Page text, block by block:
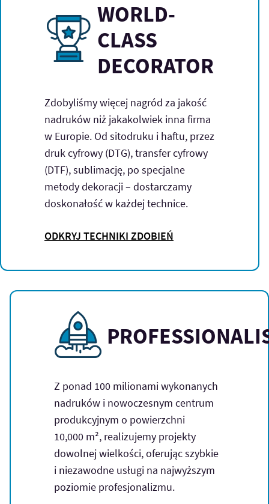
WORLD-
CLASS
DECORATOR
Zdobyliśmy więcej nagród za jakość
nadruków niż jakakolwiek inna firma
w Europie. Od sitodruku i haftu, przez
druk cyfrowy (DTG), transfer cyfrowy
(DTF), sublimację, po specjalne
metody dekoracji – dostarczamy
doskonałość w każdej technice.
ODKRYJ TECHNIKI ZDOBIEŃ
Z ponad 100 milionami wykonanych
nadruków i nowoczesnym centrum
produkcyjnym o powierzchni
10,000 m², realizujemy projekty
dowolnej wielkości, oferując szybkie
i niezawodne usługi na najwyższym
poziomie profesjonalizmu.